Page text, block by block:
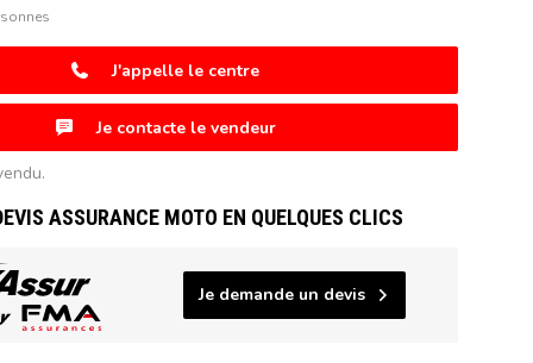
J'appelle le centre
Je contacte le vendeur
ASSURANCE MOTO EN QUELQUES CLICS
Je demande un devis